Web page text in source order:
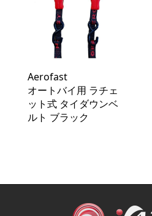
Aerofast
オートバイ用 ラチェ
ット式 タイダウンベ
ルト ブラック